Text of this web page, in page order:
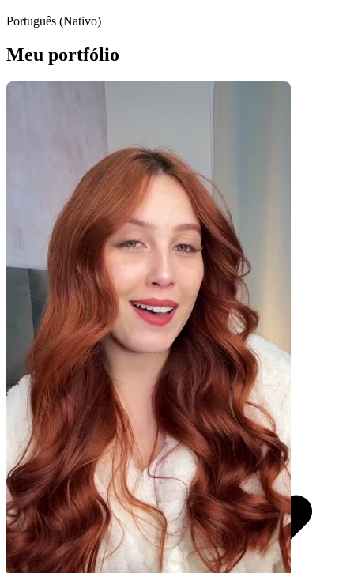
Português (Nativo)
Meu portfólio
Pacotes UGC
Você recebe o arquivo para usar em qualquer canal.
UGC 30s
370,50
por pedido